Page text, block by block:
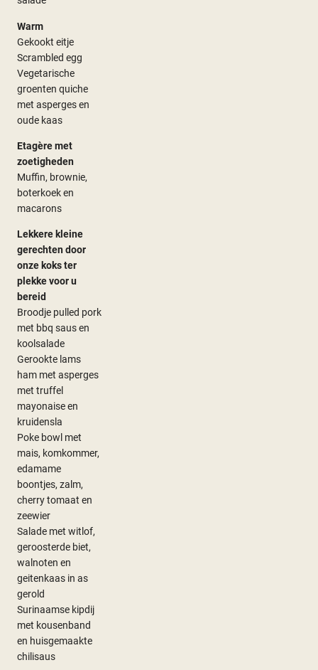
Warm
Gekookt eitje
Scrambled egg
Vegetarische
groenten quiche
met asperges en
oude kaas
Etagère met
zoetigheden
Muffin, brownie,
boterkoek en
macarons
Lekkere kleine
gerechten door
onze koks ter
plekke voor u
bereid
Broodje pulled pork
met bbq saus en
koolsalade
Gerookte lams
ham met asperges
met truffel
mayonaise en
kruidensla
Poke bowl met
mais, komkommer,
edamame
boontjes, zalm,
cherry tomaat en
zeewier
Salade met witlof,
geroosterde biet,
walnoten en
geitenkaas in as
gerold
Surinaamse kipdij
met kousenband
en huisgemaakte
chilisaus